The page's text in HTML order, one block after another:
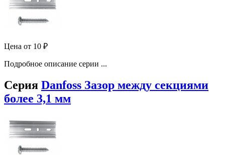
Цена от 10 ₽
Подробное описание серии ...
Серия Danfoss Зазор между секциями
более 3,1 мм